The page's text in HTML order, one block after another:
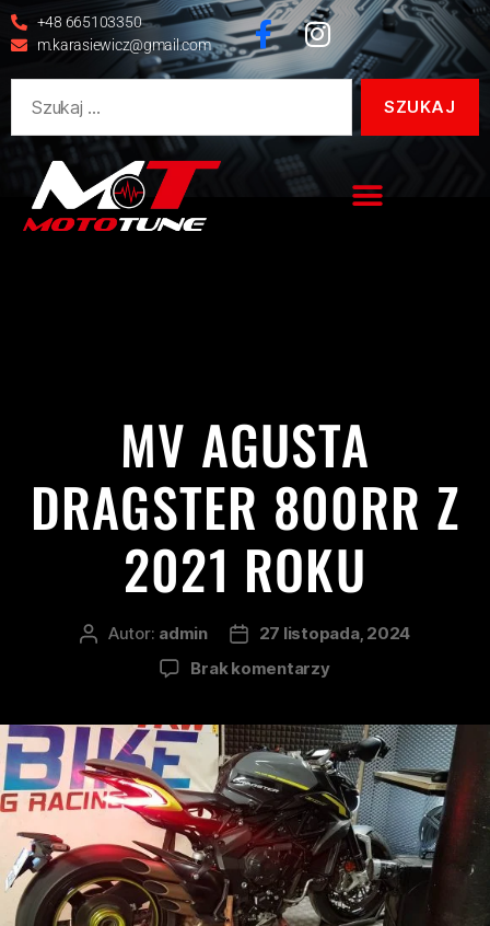
+48 665103350
m.karasiewicz@gmail.com
MV AGUSTA
DRAGSTER 800RR Z
2021 ROKU
Autor: admin
27 listopada, 2024
Brak komentarzy